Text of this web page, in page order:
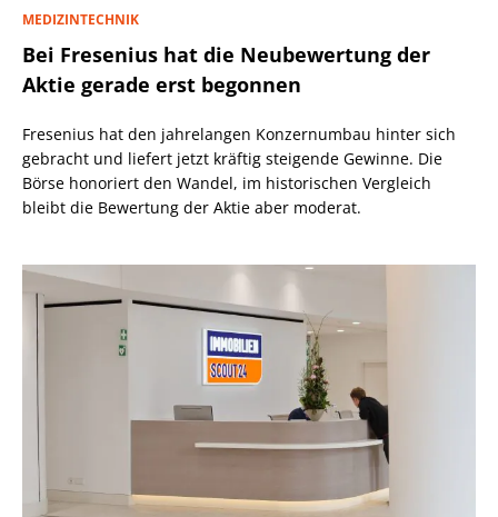
MEDIZINTECHNIK
Bei Fresenius hat die Neubewertung der
Aktie gerade erst begonnen
Fresenius hat den jahrelangen Konzernumbau hinter sich
gebracht und liefert jetzt kräftig steigende Gewinne. Die
Börse honoriert den Wandel, im historischen Vergleich
bleibt die Bewertung der Aktie aber moderat.